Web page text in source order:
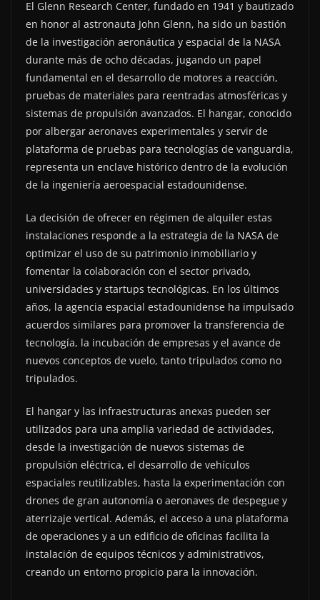
El Glenn Research Center, fundado en 1941 y bautizado
en honor al astronauta John Glenn, ha sido un bastión
de la investigación aeronáutica y espacial de la NASA
durante más de ocho décadas, jugando un papel
fundamental en el desarrollo de motores a reacción,
pruebas de materiales para reentradas atmosféricas y
sistemas de propulsión avanzados. El hangar, conocido
por albergar aeronaves experimentales y servir de
plataforma de pruebas para tecnologías de vanguardia,
representa un enclave histórico dentro de la evolución
de la ingeniería aeroespacial estadounidense.
La decisión de ofrecer en régimen de alquiler estas
instalaciones responde a la estrategia de la NASA de
optimizar el uso de su patrimonio inmobiliario y
fomentar la colaboración con el sector privado,
universidades y startups tecnológicas. En los últimos
años, la agencia espacial estadounidense ha impulsado
acuerdos similares para promover la transferencia de
tecnología, la incubación de empresas y el avance de
nuevos conceptos de vuelo, tanto tripulados como no
tripulados.
El hangar y las infraestructuras anexas pueden ser
utilizados para una amplia variedad de actividades,
desde la investigación de nuevos sistemas de
propulsión eléctrica, el desarrollo de vehículos
espaciales reutilizables, hasta la experimentación con
drones de gran autonomía o aeronaves de despegue y
aterrizaje vertical. Además, el acceso a una plataforma
de operaciones y a un edificio de oficinas facilita la
instalación de equipos técnicos y administrativos,
creando un entorno propicio para la innovación.